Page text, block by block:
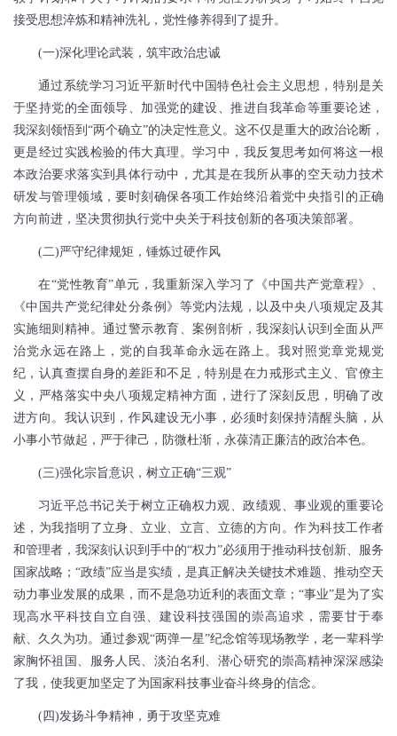
接受思想淬炼和精神洗礼，党性修养得到了提升。
(一)深化理论武装，筑牢政治忠诚
通过系统学习习近平新时代中国特色社会主义思想，特别是关
于坚持党的全面领导、加强党的建设、推进自我革命等重要论述，
我深刻领悟到“两个确立”的决定性意义。这不仅是重大的政治论断，
更是经过实践检验的伟大真理。学习中，我反复思考如何将这一根
本政治要求落实到具体行动中，尤其是在我所从事的空天动力技术
研发与管理领域，要时刻确保各项工作始终沿着党中央指引的正确
方向前进，坚决贯彻执行党中央关于科技创新的各项决策部署。
(二)严守纪律规矩，锤炼过硬作风
在“党性教育”单元，我重新深入学习了《中国共产党章程》、
《中国共产党纪律处分条例》等党内法规，以及中央八项规定及其
实施细则精神。通过警示教育、案例剖析，我深刻认识到全面从严
治党永远在路上，党的自我革命永远在路上。我对照党章党规党
纪，认真查摆自身的差距和不足，特别是在力戒形式主义、官僚主
义，严格落实中央八项规定精神方面，进行了深刻反思，明确了改
进方向。我认识到，作风建设无小事，必须时刻保持清醒头脑，从
小事小节做起，严于律己，防微杜渐，永葆清正廉洁的政治本色。
(三)强化宗旨意识，树立正确“三观”
习近平总书记关于树立正确权力观、政绩观、事业观的重要论
述，为我指明了立身、立业、立言、立德的方向。作为科技工作者
和管理者，我深刻认识到手中的“权力”必须用于推动科技创新、服务
国家战略；“政绩”应当是实绩，是真正解决关键技术难题、推动空天
动力事业发展的成果，而不是急功近利的表面文章；“事业”是为了实
现高水平科技自立自强、建设科技强国的崇高追求，需要甘于奉
献、久久为功。通过参观“两弹一星”纪念馆等现场教学，老一辈科学
家胸怀祖国、服务人民、淡泊名利、潜心研究的崇高精神深深感染
了我，使我更加坚定了为国家科技事业奋斗终身的信念。
(四)发扬斗争精神，勇于攻坚克难